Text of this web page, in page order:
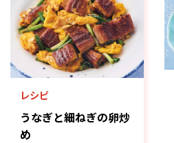
レシピ
うなぎと細ねぎの卵炒
め